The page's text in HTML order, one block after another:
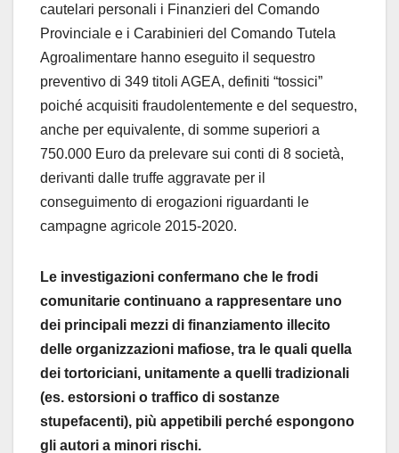
cautelari personali i Finanzieri del Comando
Provinciale e i Carabinieri del Comando Tutela
Agroalimentare hanno eseguito il sequestro
preventivo di 349 titoli AGEA, definiti “tossici”
poiché acquisiti fraudolentemente e del sequestro,
anche per equivalente, di somme superiori a
750.000 Euro da prelevare sui conti di 8 società,
derivanti dalle truffe aggravate per il
conseguimento di erogazioni riguardanti le
campagne agricole 2015-2020.
Le investigazioni confermano che le frodi
comunitarie continuano a rappresentare uno
dei principali mezzi di finanziamento illecito
delle organizzazioni mafiose, tra le quali quella
dei tortoriciani, unitamente a quelli tradizionali
(es. estorsioni o traffico di sostanze
stupefacenti), più appetibili perché espongono
gli autori a minori rischi.